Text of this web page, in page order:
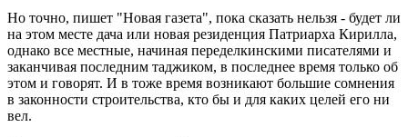
Но точно, пишет "Новая газета", пока сказать нельзя - будет ли
на этом месте дача или новая резиденция Патриарха Кирилла,
однако все местные, начиная переделкинскими писателями и
заканчивая последним таджиком, в последнее время только об
этом и говорят. И в тоже время возникают большие сомнения
в законности строительства, кто бы и для каких целей его ни
вел.